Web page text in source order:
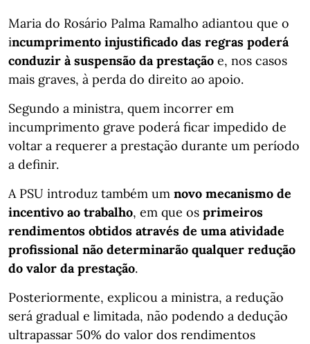
Maria do Rosário Palma Ramalho adiantou que o
incumprimento injustificado das regras poderá
conduzir à suspensão da prestação e, nos casos
mais graves, à perda do direito ao apoio.
Segundo a ministra, quem incorrer em
incumprimento grave poderá ficar impedido de
voltar a requerer a prestação durante um período
a definir.
A PSU introduz também um novo mecanismo de
incentivo ao trabalho, em que os primeiros
rendimentos obtidos através de uma atividade
profissional não determinarão qualquer redução
do valor da prestação.
Posteriormente, explicou a ministra, a redução
será gradual e limitada, não podendo a dedução
ultrapassar 50% do valor dos rendimentos